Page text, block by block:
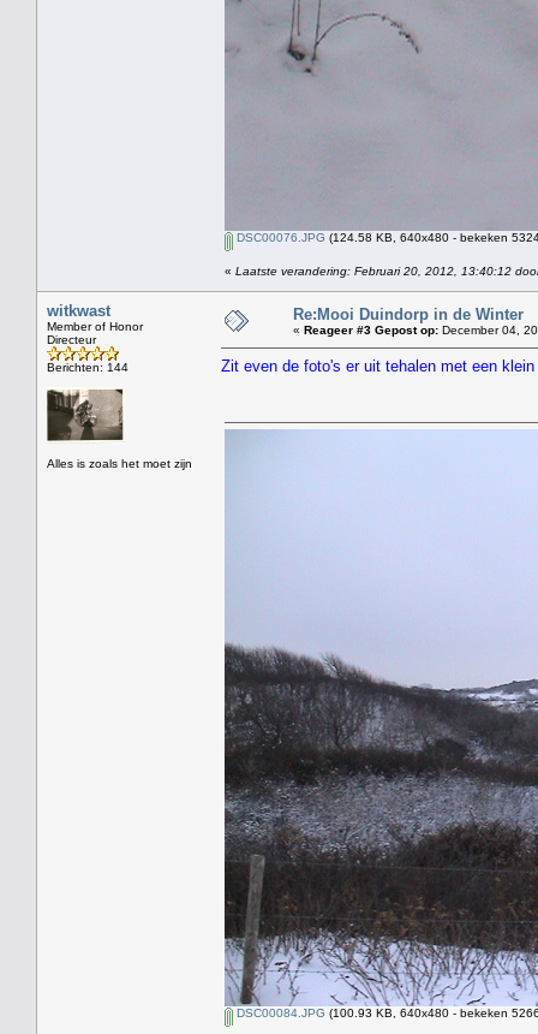
DSC00076.JPG (124.58 KB, 640x480 - bekeken
« Laatste verandering: Februari 20, 2012, 13:40:12
witkwast
Member of Honor
Directeur
Berichten: 144
Alles is zoals het moet zijn
Re:Mooi Duindorp in de Winter
« Reageer #3 Gepost op: December 04,
Zit even de foto's er uit tehalen met een
DSC00084.JPG (100.93 KB, 640x480 - bekeken